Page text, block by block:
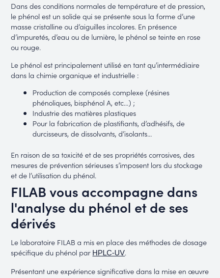
Dans des conditions normales de température et de pression,
le phénol est un solide qui se présente sous la forme d’une
masse cristalline ou d’aiguilles incolores. En présence
d’impuretés, d’eau ou de lumière, le phénol se teinte en rose
ou rouge.
Le phénol est principalement utilisé en tant qu’intermédiaire
dans la chimie organique et industrielle :
Production de composés complexe (résines
phénoliques, bisphénol A, etc…) ;
Industrie des matières plastiques
Pour la fabrication de plastifiants, d’adhésifs, de
durcisseurs, de dissolvants, d’isolants…
En raison de sa toxicité et de ses propriétés corrosives, des
mesures de prévention sérieuses s’imposent lors du stockage
et de l’utilisation du phénol.
FILAB vous accompagne dans
l'analyse du phénol et de ses
dérivés
Le laboratoire FILAB a mis en place des méthodes de dosage
spécifique du phénol par HPLC-UV.
Présentant une expérience significative dans la mise en œuvre